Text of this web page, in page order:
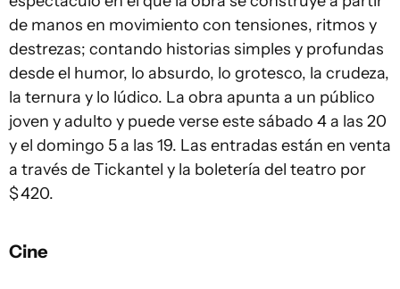
de manos en movimiento con tensiones, ritmos y
destrezas; contando historias simples y profundas
desde el humor, lo absurdo, lo grotesco, la crudeza,
la ternura y lo lúdico. La obra apunta a un público
joven y adulto y puede verse este sábado 4 a las 20
y el domingo 5 a las 19. Las entradas están en venta
a través de Tickantel y la boletería del teatro por
$ 420.
Cine